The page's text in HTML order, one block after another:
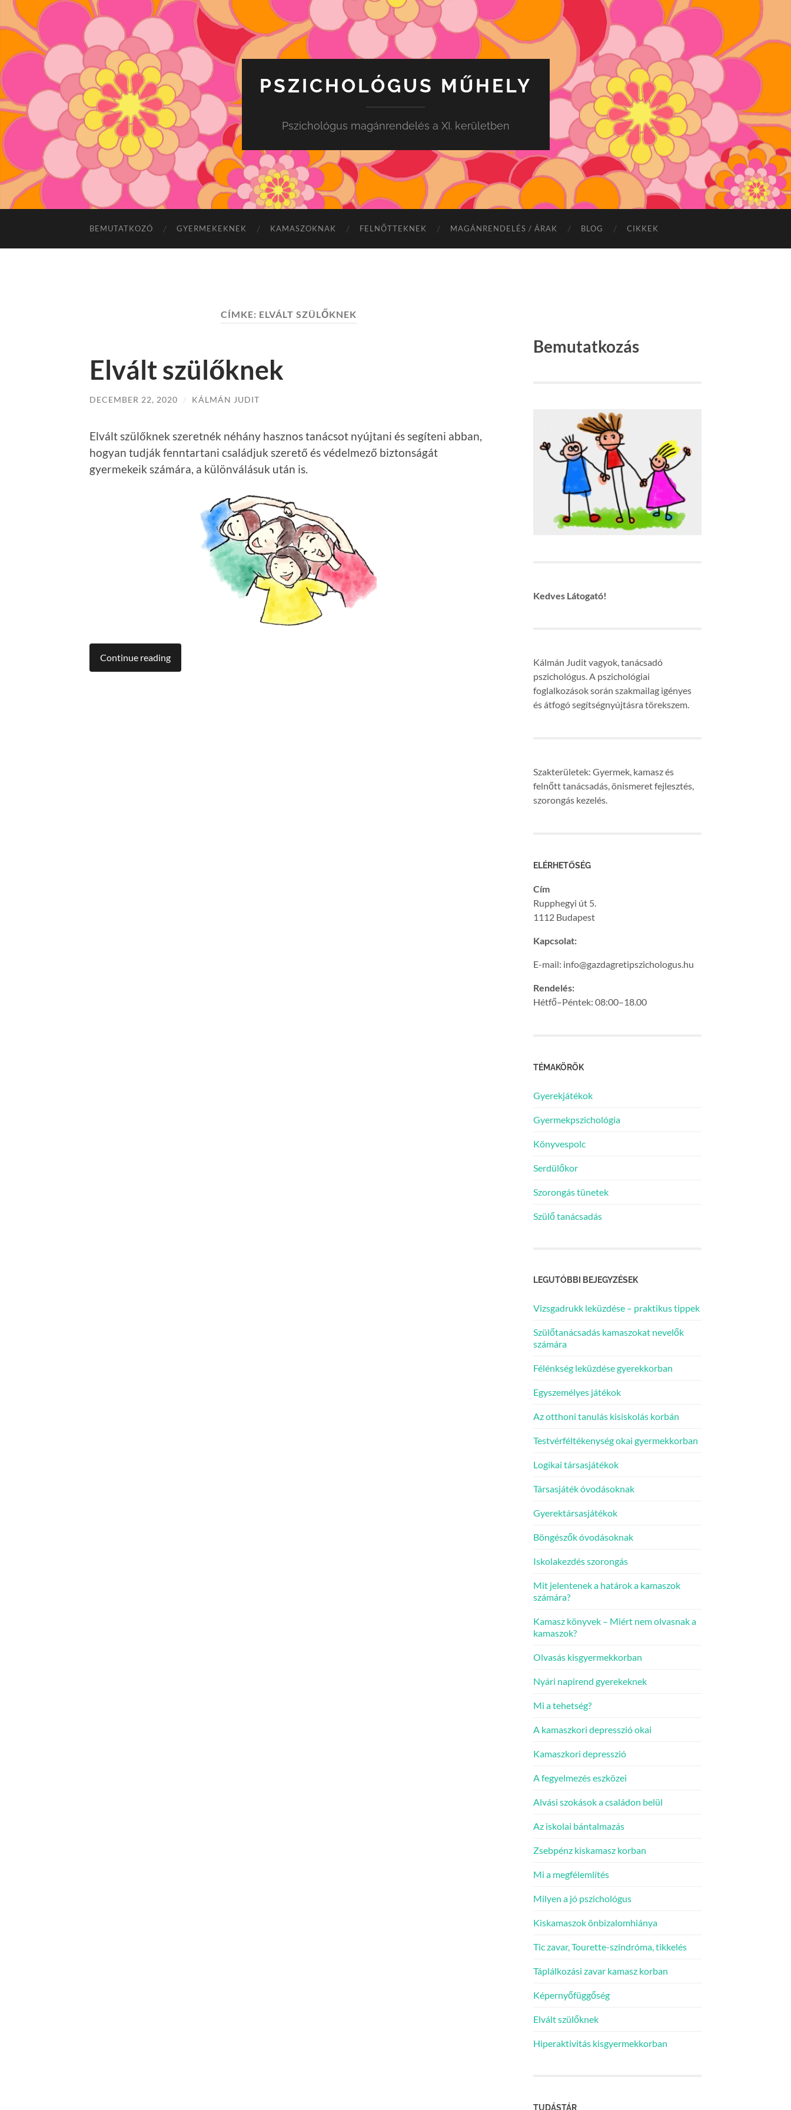
PSZICHOLÓGUS MŰHELY
Pszichológus magánrendelés a XI. kerületben
BEMUTATKOZÓ GYERMEKEKNEK KAMASZOKNAK FELNŐTTEKNEK MAGÁNRENDELÉS / ÁRAK BLOG CIKKEK
CÍMKE: ELVÁLT SZÜLŐKNEK
Elvált szülőknek
DECEMBER 22, 2020 / KÁLMÁN JUDIT
Elvált szülőknek szeretnék néhány hasznos tanácsot nyújtani és segíteni abban,
hogyan tudják fenntartani családjuk szerető és védelmező biztonságát
gyermekeik számára, a különválásuk után is.
Continue reading
Bemutatkozás
Kedves Látogató!
Kálmán Judit vagyok, tanácsadó
pszichológus. A pszichológiai
foglalkozások során szakmailag igényes
és átfogó segítségnyújtásra törekszem.
Szakterületek: Gyermek, kamasz és
felnőtt tanácsadás, önismeret fejlesztés,
szorongás kezelés.
ELÉRHETŐSÉG
Cím
Rupphegyi út 5.
1112 Budapest
Kapcsolat:
E-mail: info@gazdagretipszichologus.hu
Rendelés:
Hétfő–Péntek: 08:00–18.00
TÉMAKÖRÖK
Gyerekjátékok
Gyermekpszichológia
Könyvespolc
Serdülőkor
Szorongás tünetek
Szülő tanácsadás
LEGUTÓBBI BEJEGYZÉSEK
Vizsgadrukk leküzdése – praktikus tippek
Szülőtanácsadás kamaszokat nevelők
számára
Félénkség leküzdése gyerekkorban
Egyszemélyes játékok
Az otthoni tanulás kisiskolás korbán
Testvérféltékenység okai gyermekkorban
Logikai társasjátékok
Társasjáték óvodásoknak
Gyerektársasjátékok
Böngészők óvodásoknak
Iskolakezdés szorongás
Mit jelentenek a határok a kamaszok
számára?
Kamasz könyvek – Miért nem olvasnak a
kamaszok?
Olvasás kisgyermekkorban
Nyári napirend gyerekeknek
Mi a tehetség?
A kamaszkori depresszió okai
Kamaszkori depresszió
A fegyelmezés eszközei
Alvási szokások a családon belül
Az iskolai bántalmazás
Zsebpénz kiskamasz korban
Mi a megfélemlítés
Milyen a jó pszichológus
Kiskamaszok önbizalomhiánya
Tic zavar, Tourette-szindróma, tikkelés
Táplálkozási zavar kamasz korban
Képernyőfüggőség
Elvált szülőknek
Hiperaktivitás kisgyermekkorban
TUDÁSTÁR